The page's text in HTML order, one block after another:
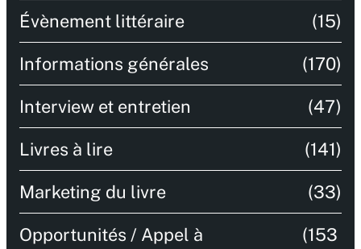
Évènement littéraire (15)
Informations générales (170)
Interview et entretien (47)
Livres à lire (141)
Marketing du livre (33)
Opportunités / Appel à
(153